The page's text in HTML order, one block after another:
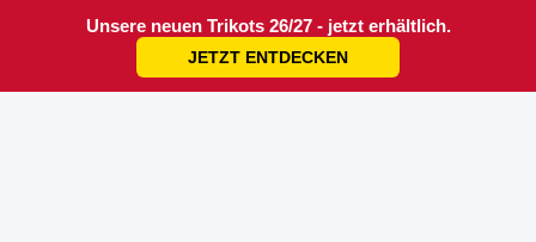
Unsere neuen Trikots 26/27 - jetzt erhältlich.
JETZT ENTDECKEN